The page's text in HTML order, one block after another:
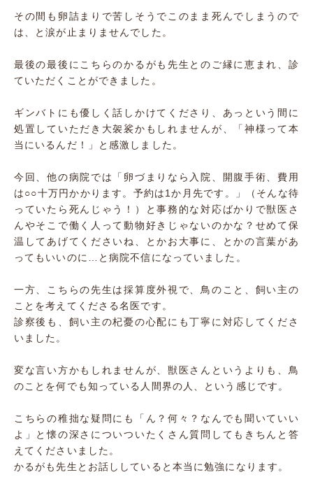
その間も卵詰まりで苦しそうでこのまま死んでしまうので
は、と涙が止まりませんでした。
最後の最後にこちらのかるがも先生とのご縁に恵まれ、診
ていただくことができました。
ギンバトにも優しく話しかけてくださり、あっという間に
処置していただき大袈裟かもしれませんが、「神様って本
当にいるんだ！」と感激しました。
今回、他の病院では「卵づまりなら入院、開腹手術、費用
は○○十万円かかります。予約は1か月先です。」（そんな待
っていたら死んじゃう！）と事務的な対応ばかりで獣医さ
んやそこで働く人って動物好きじゃないのかな？せめて保
温してあげてくださいね、とかお大事に、とかの言葉があ
ってもいいのに…と病院不信になっていました。
一方、こちらの先生は採算度外視で、鳥のこと、飼い主の
ことを考えてくださる名医です。
診察後も、飼い主の杞憂の心配にも丁寧に対応してくださ
いました。
変な言い方かもしれませんが、獣医さんというよりも、鳥
のことを何でも知っている人間界の人、という感じです。
こちらの稚拙な疑問にも「ん？何々？なんでも聞いていい
よ」と懐の深さについついたくさん質問してもきちんと答
えてくださいました。
かるがも先生とお話ししていると本当に勉強になります。